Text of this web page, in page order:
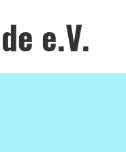
e.V.